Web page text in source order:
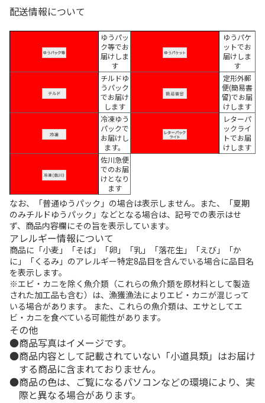
配送情報について
ゆうパッ
ク等でお
届けしま
す
ゆうパケ
ットでお
届けしま
す
チルドゆ
うパック
でお届け
します
定形外郵
便(簡易書
留)でお届
けします
冷凍ゆう
パックで
お届けし
ます。
レターパ
ックライ
トでお届
けします
佐川急便
でのお届
けとなり
ます
なお、「普通ゆうパック」の場合は表示しません。また、「夏期
のみチルドゆうパック」などとなる場合は、記号での表示はせ
ず、商品内容欄にその旨を表示しています。
アレルギー情報について
商品に「小麦」「そば」「卵」「乳」「落花生」「えび」「か
に」「くるみ」のアレルギー特定8品目を含んでいる場合に品目名
を表示します。
※エビ・カニを除く魚介類（これらの魚介類を原材料として製造
された加工品も含む）は、漁獲漁法によりエビ・カニが混じって
いる場合があります。 また、これらの魚介類は、エサとしてエ
ビ・カニを食べている可能性があります。
その他
商品写真はイメージです。
商品内容として記載されていない「小道具類」はお届け
する商品に含まれておりません。
商品の色は、ご覧になるパソコンなどの環境により、実
際と異なる場合があります。